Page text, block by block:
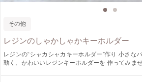
その他
レジンのしゃかしゃかキーホルダー
レジンの“シャカシャカキーホルダー”作り 小さなパーツが中で“シャカシャカ♪”
動く、かわいいレジンキーホルダーを 作ってみませんか？ 初めての